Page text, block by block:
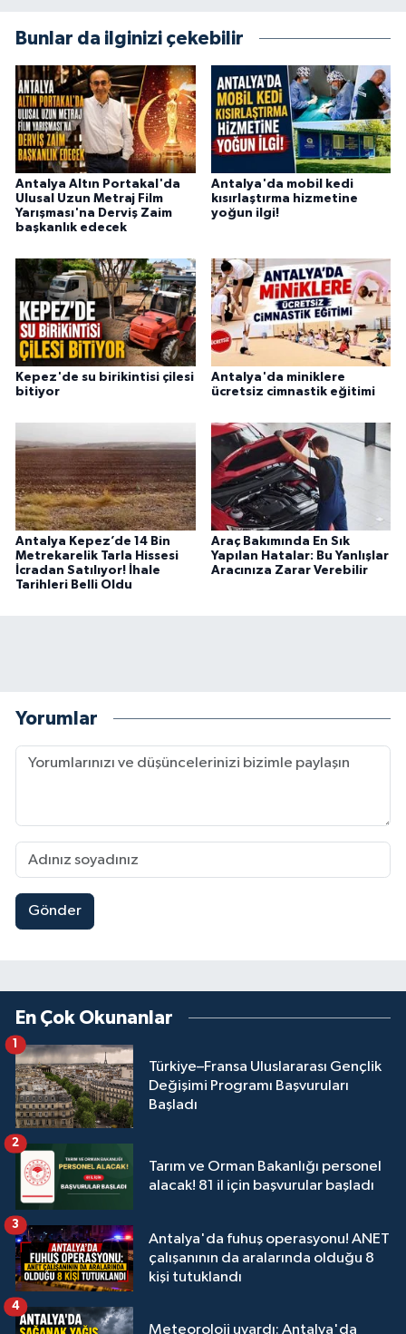
Bunlar da ilginizi çekebilir
Antalya Altın Portakal'da
Ulusal Uzun Metraj Film
Yarışması'na Derviş Zaim
başkanlık edecek
Antalya'da mobil kedi
kısırlaştırma hizmetine
yoğun ilgi!
Kepez'de su birikintisi çilesi
bitiyor
Antalya'da miniklere
ücretsiz cimnastik eğitimi
Antalya Kepez’de 14 Bin
Metrekarelik Tarla Hissesi
İcradan Satılıyor! İhale
Tarihleri Belli Oldu
Araç Bakımında En Sık
Yapılan Hatalar: Bu Yanlışlar
Aracınıza Zarar Verebilir
Yorumlar
Gönder
En Çok Okunanlar
Türkiye–Fransa Uluslararası Gençlik
Değişimi Programı Başvuruları
Başladı
1
Tarım ve Orman Bakanlığı personel
alacak! 81 il için başvurular başladı
2
Antalya'da fuhuş operasyonu! ANET
çalışanının da aralarında olduğu 8
kişi tutuklandı
3
Meteoroloji uyardı: Antalya'da
4